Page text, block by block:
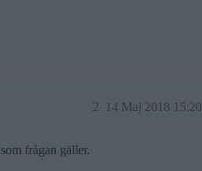
14 Maj 2018 15:20
2
frågan gäller.